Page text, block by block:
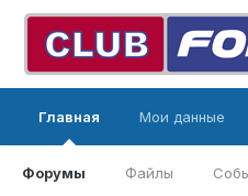
Главная
Форумы Файлы
Мои данные